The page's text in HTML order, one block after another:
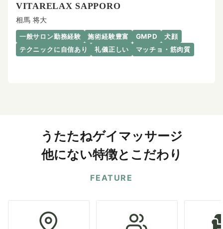
VITARELAX SAPPORO
相馬 将大
一般サロン勤務経験 施術経験豊富 GMPD
犬顔
テクニックに自信あり
礼儀正しい マッチョ・筋肉質
うたたねゲイマッサージ
他にない特徴とこだわり
FEATURE